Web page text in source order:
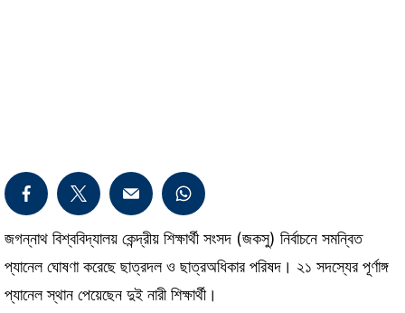
জগন্নাথ বিশ্ববিদ্যালয় কেন্দ্রীয় শিক্ষার্থী সংসদ (জকসু) নির্বাচনে সমন্বিত
প্যানেল ঘোষণা করেছে ছাত্রদল ও ছাত্রঅধিকার পরিষদ। ২১ সদস্যের পূর্ণাঙ্গ
প্যানেল স্থান পেয়েছেন দুই নারী শিক্ষার্থী।